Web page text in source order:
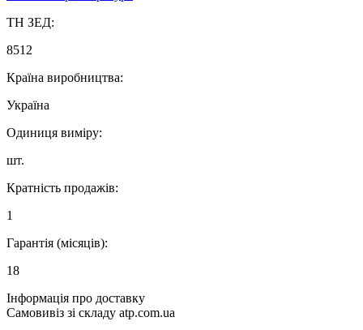
ТН ЗЕД:
8512
Країна виробництва:
Україна
Одиниця виміру:
шт.
Кратність продажів:
1
Гарантія (місяців):
18
Інформація про доставку
Самовивіз зі складу atp.com.ua